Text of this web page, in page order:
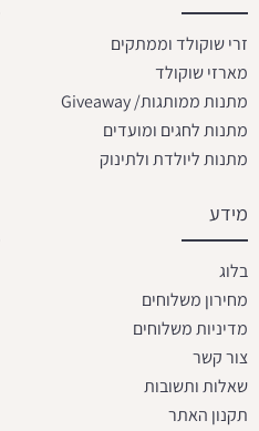
זרי שוקולד וממתקים
מארזי שוקולד
מתנות ממותגות/ Giveaway
מתנות לחגים ומועדים
מתנות ליולדת ולתינוק
מידע
בלוג
מחירון משלוחים
מדיניות משלוחים
צור קשר
שאלות ותשובות
תקנון האתר